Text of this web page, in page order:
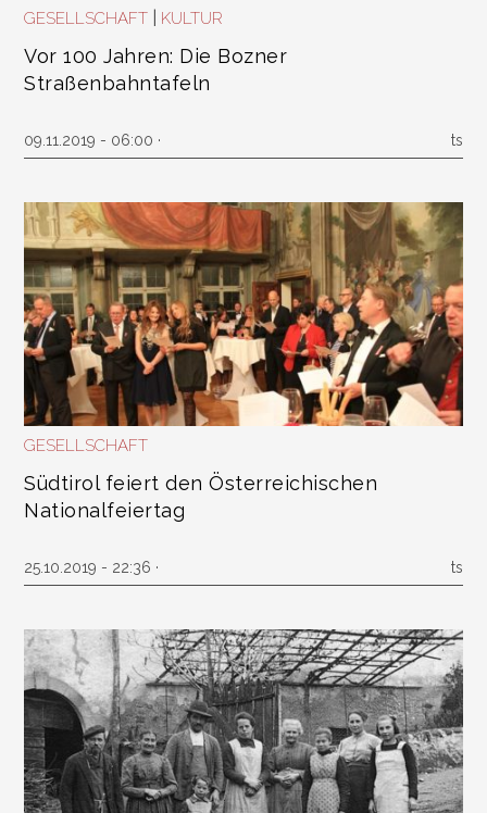
GESELLSCHAFT KULTUR
Vor 100 Jahren: Die Bozner
Straßenbahntafeln
09.11.2019 - 06:00 · ts
GESELLSCHAFT
Südtirol feiert den Österreichischen
Nationalfeiertag
25.10.2019 - 22:36 · ts